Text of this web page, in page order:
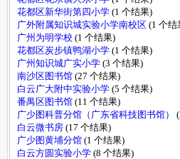
花都区新华街第四小学 (1 个结果)
广外附属知识城实验小学南校区 (1 个结
广州为明学校 (1 个结果)
花都区炭步镇鸭湖小学 (1 个结果)
广州知识城广实小学 (3 个结果)
南沙区图书馆 (27 个结果)
白云广大附中实验小学 (5 个结果)
番禺区图书馆 (11 个结果)
广少图科普分馆（广东省科技图书馆）
白云微书房 (17 个结果)
广少图黄埔分馆 (1 个结果)
白云方圆实验小学 (8 个结果)